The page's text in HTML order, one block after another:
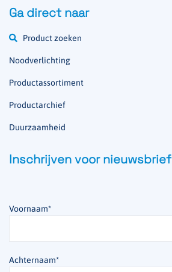
Ga direct naar
Product zoeken
Noodverlichting
Productassortiment
Productarchief
Duurzaamheid
Inschrijven voor nieuwsbrief
Voornaam*
Achternaam*